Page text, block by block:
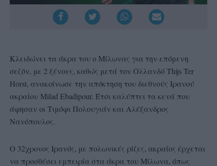
Κλειδώνει τα άκρα του ο Μίλωνας για την επόμενη
σεζόν, με 2 ξένους, καθώς μετά τον Ολλανδό Thijs Ter
Horst, ανακοίνωσε την απόκτηση του διεθνούς Ιρανού
ακραίου Milad Ebadipour. Έτσι καλύπτει τα κενά που
άφησαν οι Τιμόφι Πολουγιάν και Αλέξανδρος
Νανόπουλος.
Ο 32χρονος Ιρανός, με πολωνικές ρίζες, ακραίος έρχεται
να προσθέσει εμπειρία στα άκρα του Μίλωνα, όπως